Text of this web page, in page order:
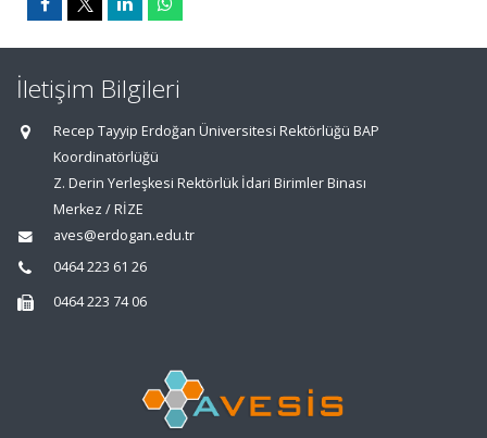
İletişim Bilgileri
Recep Tayyip Erdoğan Üniversitesi Rektörlüğü BAP
Koordinatörlüğü
Z. Derin Yerleşkesi Rektörlük İdari Birimler Binası
Merkez / RİZE
aves@erdogan.edu.tr
0464 223 61 26
0464 223 74 06